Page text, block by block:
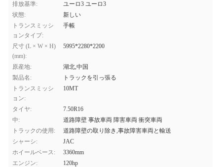
排放基準:
ユーロ3 ユーロ3
状態:
新しい
トランスミッシ
ョンタイプ:
手帳
尺寸 (L × W × H)
(mm):
5995*2280*2200
原産地:
湖北,中国
製品名:
トラックを引っ張る
トランスミッシ
ョン:
10MT
タイヤ:
7.50R16
中:
道路障壁 事故車両 障害車両 衝突車両
トラックの使用:
道路障壁の取り除き,事故障害車両と輸送
シャーシ:
JAC
ホイールベース:
3360mm
エンジン:
120hp